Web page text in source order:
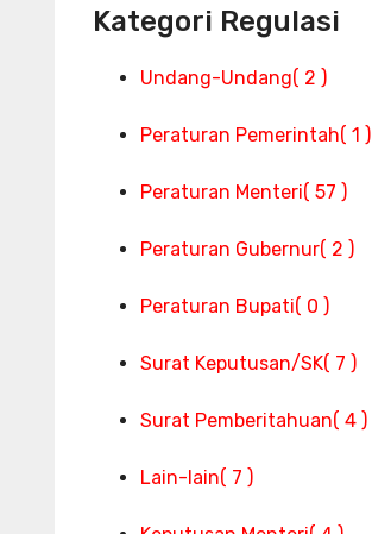
Kategori Regulasi
Undang-Undang( 2 )
Peraturan Pemerintah( 1 )
Peraturan Menteri( 57 )
Peraturan Gubernur( 2 )
Peraturan Bupati( 0 )
Surat Keputusan/SK( 7 )
Surat Pemberitahuan( 4 )
Lain-lain( 7 )